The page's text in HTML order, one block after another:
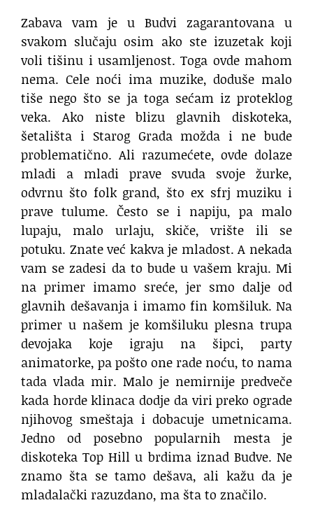
Zabava vam je u Budvi zagarantovana u
svakom slučaju osim ako ste izuzetak koji
voli tišinu i usamljenost. Toga ovde mahom
nema. Cele noći ima muzike, doduše malo
tiše nego što se ja toga sećam iz proteklog
veka. Ako niste blizu glavnih diskoteka,
šetališta i Starog Grada možda i ne bude
problematično. Ali razumećete, ovde dolaze
mladi a mladi prave svuda svoje žurke,
odvrnu što folk grand, što ex sfrj muziku i
prave tulume. Često se i napiju, pa malo
lupaju, malo urlaju, skiče, vrište ili se
potuku. Znate već kakva je mladost. A nekada
vam se zadesi da to bude u vašem kraju. Mi
na primer imamo sreće, jer smo dalje od
glavnih dešavanja i imamo fin komšiluk. Na
primer u našem je komšiluku plesna trupa
devojaka koje igraju na šipci, party
animatorke, pa pošto one rade noću, to nama
tada vlada mir. Malo je nemirnije predveče
kada horde klinaca dodje da viri preko ograde
njihovog smeštaja i dobacuje umetnicama.
Jedno od posebno popularnih mesta je
diskoteka Top Hill u brdima iznad Budve. Ne
znamo šta se tamo dešava, ali kažu da je
mladalački razuzdano, ma šta to značilo.